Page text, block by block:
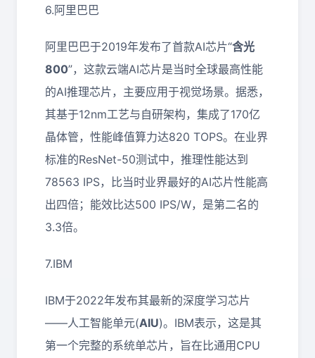
6.阿里巴巴
阿里巴巴于2019年发布了首款AI芯片“含光
800”，这款云端AI芯片是当时全球最高性能
的AI推理芯片，主要应用于视觉场景。据悉，
其基于12nm工艺与自研架构，集成了170亿
晶体管，性能峰值算力达820 TOPS。在业界
标准的ResNet-50测试中，推理性能达到
78563 IPS，比当时业界最好的AI芯片性能高
出四倍；能效比达500 IPS/W，是第二名的
3.3倍。
7.IBM
IBM于2022年发布其最新的深度学习芯片
——人工智能单元(AIU)。IBM表示，这是其
第一个完整的系统单芯片，旨在比通用CPU